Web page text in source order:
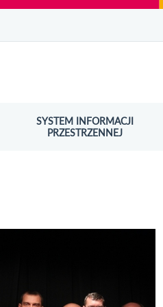
SYSTEM INFORMACJI
PRZESTRZENNEJ
OTWORZY SIĘ W NOWYM